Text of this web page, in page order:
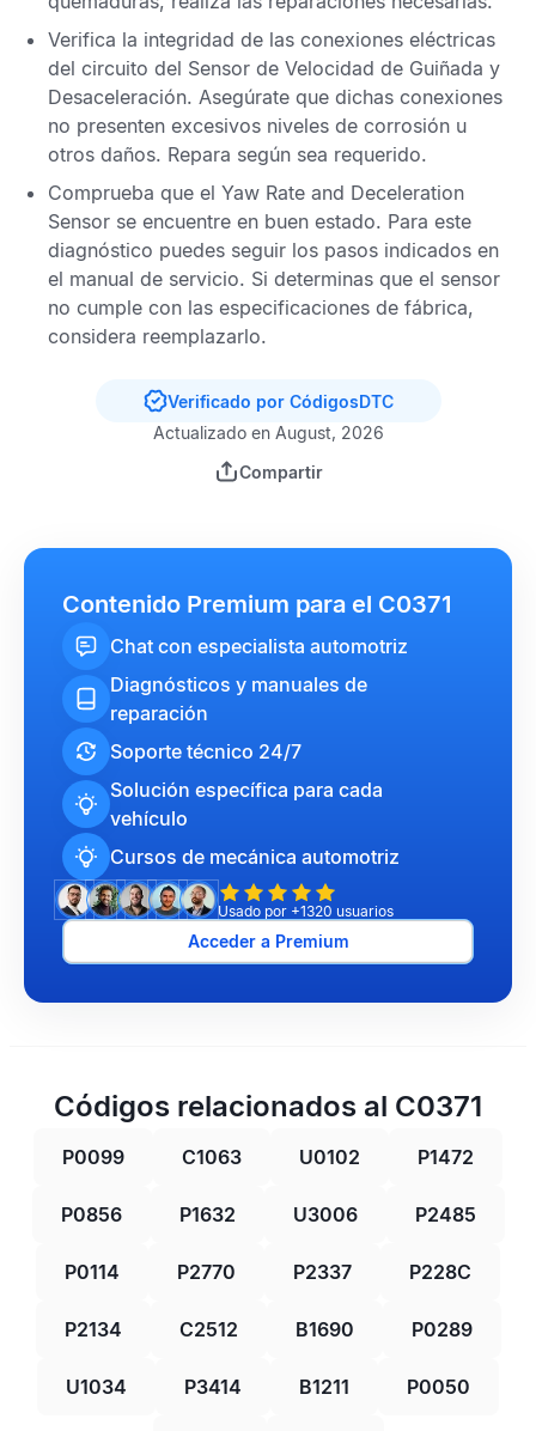
Verifica la integridad de las conexiones eléctricas
del circuito del Sensor de Velocidad de Guiñada y
Desaceleración. Asegúrate que dichas conexiones
no presenten excesivos niveles de corrosión u
otros daños. Repara según sea requerido.
Comprueba que el Yaw Rate and Deceleration
Sensor se encuentre en buen estado. Para este
diagnóstico puedes seguir los pasos indicados en
el manual de servicio. Si determinas que el sensor
no cumple con las especificaciones de fábrica,
considera reemplazarlo.
Verificado por CódigosDTC
Actualizado en August, 2026
Compartir
Contenido Premium para el C0371
Chat con especialista automotriz
Diagnósticos y manuales de
reparación
Soporte técnico 24/7
Solución específica para cada
vehículo
Cursos de mecánica automotriz
Usado por +1320 usuarios
Acceder a Premium
Códigos relacionados al C0371
P0099 C1063 U0102 P1472
P0856 P1632 U3006 P2485
P0114 P2770 P2337 P228C
P2134 C2512 B1690 P0289
U1034 P3414 B1211 P0050